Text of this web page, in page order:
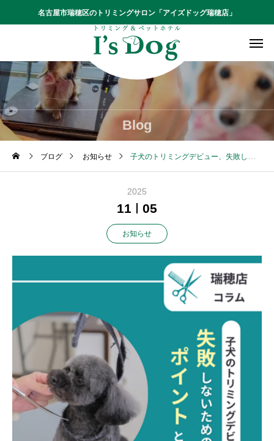
名古屋市瑞穂区のトリミングサロン「アイズドッグ瑞穂店」
Blog
ブログ お知らせ 子犬のトリミングデビュー、失敗しないためのポイントとは？【瑞穂店コラム】
2025
11 05
お知らせ